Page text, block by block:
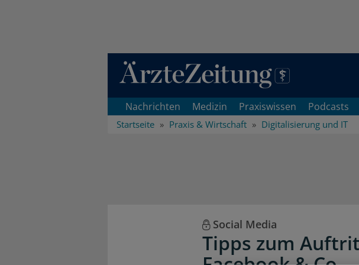
Direkt zum Inhaltsbereich
Nachrichten Medizin Praxiswissen Podcasts
Startseite Praxis & Wirtschaft Digitalisierung und IT
Social Media
Tipps zum